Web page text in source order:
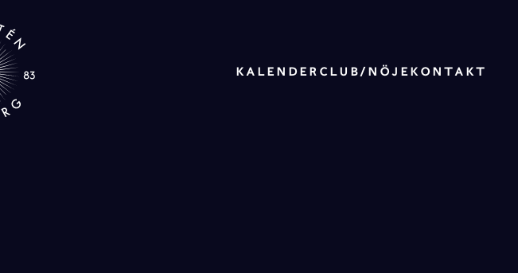
KALENDER CLUB/NÖJE KONTAKT